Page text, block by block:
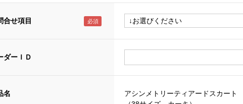
合せ項目
ダーＩＤ
名
アシンメトリーティアードスカート